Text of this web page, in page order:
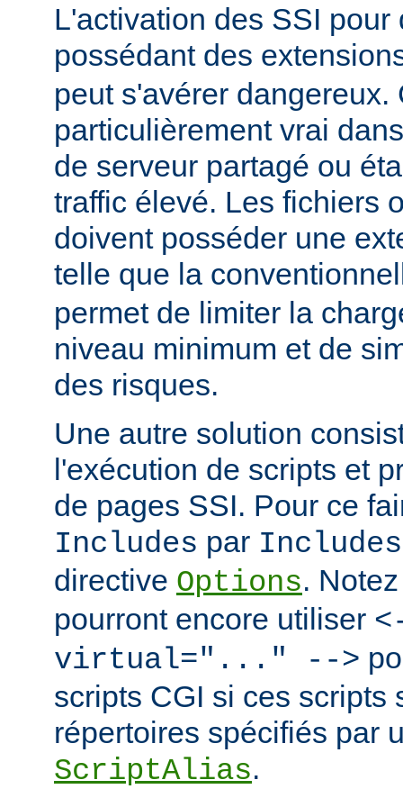
L'activation des SSI pour
possédant des
peut s'avérer dangereux.
particulièrement vrai
de serveur partagé ou
traffic élevé. Les fichiers
doivent posséder une
telle que la
permet de limiter la
niveau minimum et de
des risques.
Une autre solution
l'exécution de scripts et
de pages SSI. Pour ce
Includes par
directive Options.
pourront encore utiliser
virtual="..." -->
scripts CGI si ces scripts
répertoires spécifiés par
ScriptAlias.